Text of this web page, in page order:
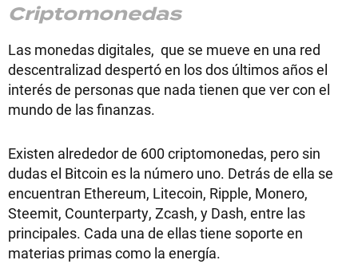
Criptomonedas
Las monedas digitales, que se mueve en una red
descentralizad despertó en los dos últimos años el
interés de personas que nada tienen que ver con el
mundo de las finanzas.
Existen alrededor de 600 criptomonedas, pero sin
dudas el Bitcoin es la número uno. Detrás de ella se
encuentran Ethereum, Litecoin, Ripple, Monero,
Steemit, Counterparty, Zcash, y Dash, entre las
principales. Cada una de ellas tiene soporte en
materias primas como la energía.